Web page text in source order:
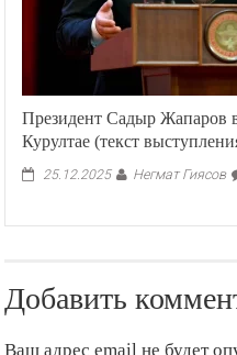
Президент Садыр Жапаров
Курултае (текст
25.12.2025 Негмат Гиясов
Добавить
Ваш адрес email не будет